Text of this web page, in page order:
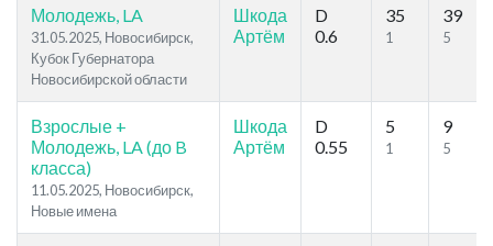
Молодежь, LA
31.05.2025, Новосибирск,
Кубок Губернатора
Новосибирской области
Шкода
Артём
D
0.6
35
1
39
5
Взрослые +
Молодежь, LA (до B
класса)
11.05.2025, Новосибирск,
Новые имена
Шкода
Артём
D
0.55
5
1
9
5